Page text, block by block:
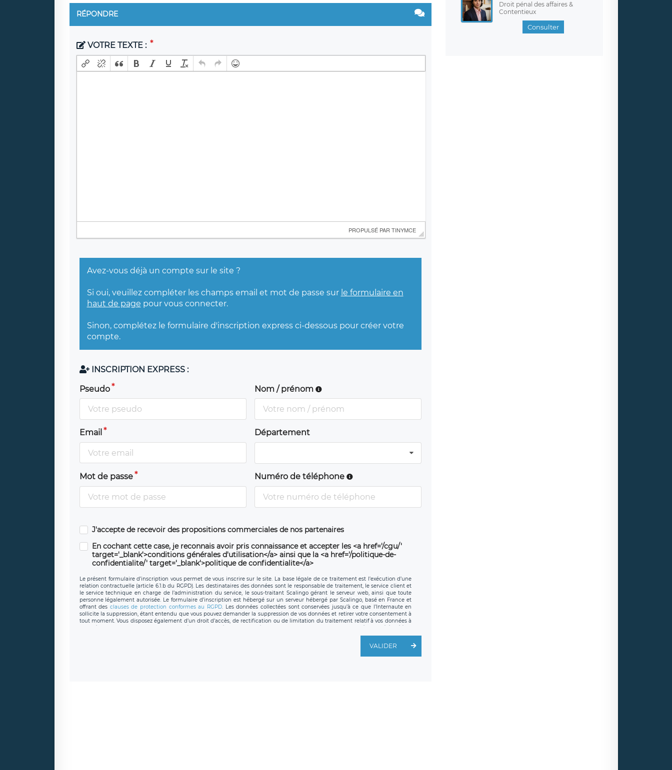
RÉPONDRE
VOTRE TEXTE :
PROPULSÉ PAR TINYMCE
Avez-vous déjà un compte sur le site ?
Si oui, veuillez compléter les champs email et mot de passe sur le formulaire en
haut de page pour vous connecter.
Sinon, complétez le formulaire d'inscription express ci-dessous pour créer votre
compte.
INSCRIPTION EXPRESS :
Pseudo Nom / prénom
Email Département
Mot de passe Numéro de téléphone
J'accepte de recevoir des propositions commerciales de nos partenaires
En cochant cette case, je reconnais avoir pris connaissance et accepter les <a href='/cgu/'
target='_blank'>conditions générales d'utilisation</a> ainsi que la <a href='/politique-de-
confidentialite/' target='_blank'>politique de confidentialite</a>
Le présent formulaire d’inscription vous permet de vous inscrire sur le site. La base légale de ce traitement est l’exécution d’une
relation contractuelle (article 6.1.b du RGPD). Les destinataires des données sont le responsable de traitement, le service client et
le service technique en charge de l’administration du service, le sous-traitant Scalingo gérant le serveur web, ainsi que toute
personne légalement autorisée. Le formulaire d’inscription est hébergé sur un serveur hébergé par Scalingo, basé en France et
offrant des clauses de protection conformes au RGPD. Les données collectées sont conservées jusqu’à ce que l’Internaute en
sollicite la suppression, étant entendu que vous pouvez demander la suppression de vos données et retirer votre consentement à
tout moment. Vous disposez également d’un droit d’accès, de rectification ou de limitation du traitement relatif à vos données à
caractère personnel, ainsi que d’un droit à la portabilité de vos données. Vous pouvez exercer ces droits auprès du délégué à la
protection des données de LÉGAVOX qui exerce au siège social de LÉGAVOX et est joignable à l’adresse mail suivante :
joignable à l’adresse mail : responsabledetraitement@legavox.fr. Vous avez également le droit d’introduire une réclamation
VALIDER
Droit pénal des affaires &
Contentieux
Consulter